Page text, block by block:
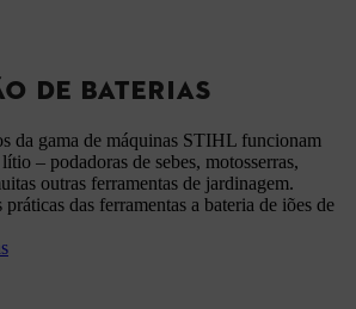
DE BATERIAS
da gama de máquinas STIHL funcionam
– podadoras de sebes, motosserras,
outras ferramentas de jardinagem.
práticas das ferramentas a bateria de iões de